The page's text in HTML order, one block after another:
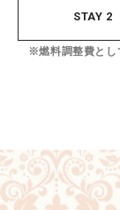
STAY 2
※燃料調整費とし